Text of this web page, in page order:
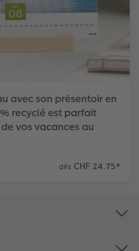
avec son présentoir en
recyclé est parfait
vos vacances au
dès CHF 24.75*